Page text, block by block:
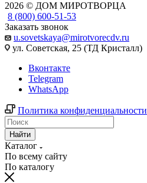
2026 © ДОМ МИРОТВОРЦА
8 (800) 600-51-53
Заказать звонок
u.sovetskaya@mirotvorecdv.ru
ул. Советская, 25 (ТД Кристалл)
Вконтакте
Telegram
WhatsApp
Политика конфиденциальности
Найти
Каталог
По всему сайту
По каталогу